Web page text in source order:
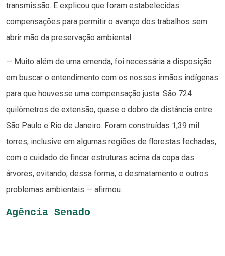
transmissão. E explicou que foram estabelecidas
compensações para permitir o avanço dos trabalhos sem
abrir mão da preservação ambiental.
— Muito além de uma emenda, foi necessária a disposição
em buscar o entendimento com os nossos irmãos indígenas
para que houvesse uma compensação justa. São 724
quilômetros de extensão, quase o dobro da distância entre
São Paulo e Rio de Janeiro. Foram construídas 1,39 mil
torres, inclusive em algumas regiões de florestas fechadas,
com o cuidado de fincar estruturas acima da copa das
árvores, evitando, dessa forma, o desmatamento e outros
problemas ambientais — afirmou.
Agência Senado